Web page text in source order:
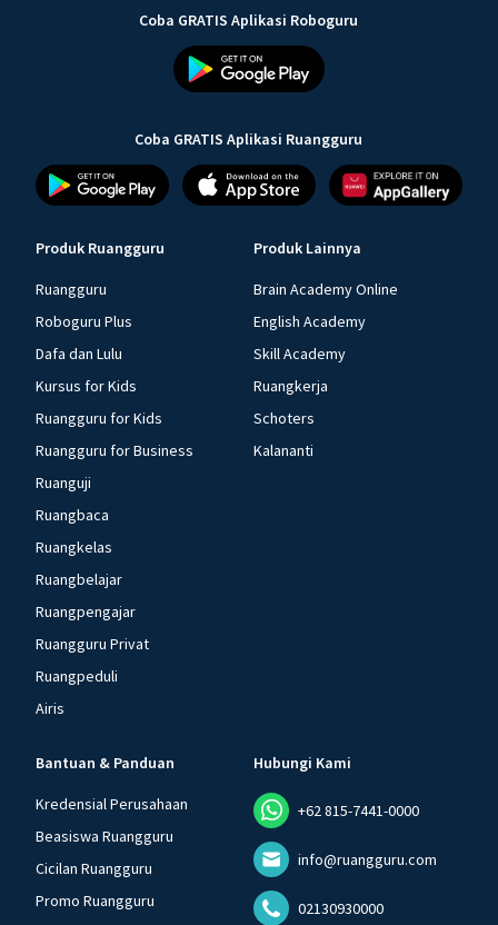
Coba GRATIS Aplikasi Roboguru
Coba GRATIS Aplikasi Ruangguru
Produk Ruangguru
Ruangguru
Roboguru Plus
Dafa dan Lulu
Kursus for Kids
Ruangguru for Kids
Ruangguru for Business
Ruanguji
Ruangbaca
Ruangkelas
Ruangbelajar
Ruangpengajar
Ruangguru Privat
Ruangpeduli
Airis
Produk Lainnya
Brain Academy Online
English Academy
Skill Academy
Ruangkerja
Schoters
Kalananti
Bantuan & Panduan
Kredensial Perusahaan
Beasiswa Ruangguru
Cicilan Ruangguru
Promo Ruangguru
Hubungi Kami
+62 815-7441-0000
info@ruangguru.com
02130930000